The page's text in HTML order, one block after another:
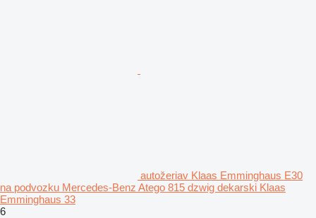
autožeriav Klaas Emminghaus E30
na podvozku Mercedes-Benz Atego 815 dzwig dekarski Klaas
Emminghaus 33
6